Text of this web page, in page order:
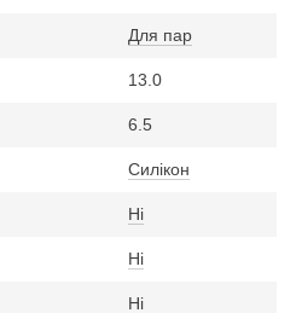
Для пар
13.0
6.5
Силікон
Ні
Ні
Ні